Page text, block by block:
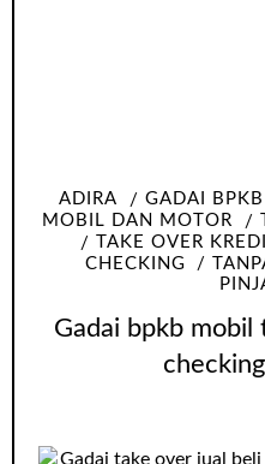
ADIRA GADAI
MOBIL DAN MOTOR
TAKE OVER
CHECKING
Gadai bpkb mobil